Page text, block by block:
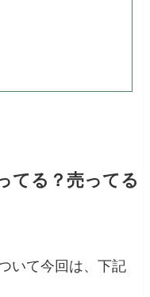
てる？売ってる
いて今回は、下記